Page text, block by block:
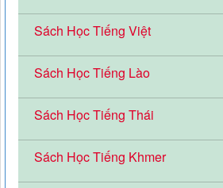
Sách Học Tiếng Việt
Sách Học Tiếng Lào
Sách Học Tiếng Thái
Sách Học Tiếng Khmer